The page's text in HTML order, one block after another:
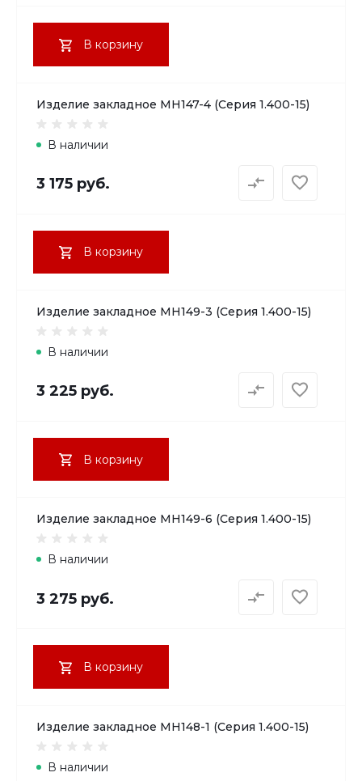
В корзину
Изделие закладное МН147-4 (Серия 1.400-15)
В наличии
3 175 руб.
В корзину
Изделие закладное МН149-3 (Серия 1.400-15)
В наличии
3 225 руб.
В корзину
Изделие закладное МН149-6 (Серия 1.400-15)
В наличии
3 275 руб.
В корзину
Изделие закладное МН148-1 (Серия 1.400-15)
В наличии